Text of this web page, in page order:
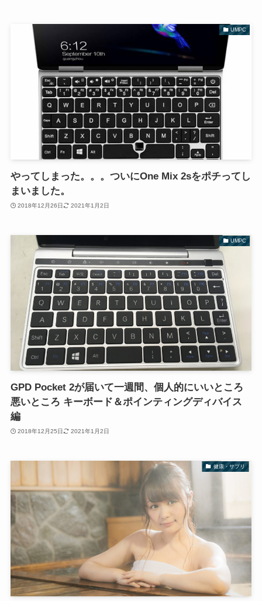
UMPC
やってしまった。。。ついにOne Mix 2sをポチってし
まいました。
2018年12月26日 2021年1月2日
UMPC
GPD Pocket 2が届いて一週間、個人的にいいところ
悪いところ キーボード＆ポインティングディバイス
編
2018年12月25日 2021年1月2日
健康・サプリ